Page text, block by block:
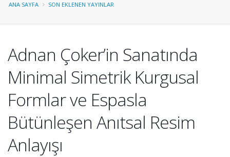
ANA SAYFA SON EKLENEN YAYINLAR
Adnan Çoker’in Sanatında
Minimal Simetrik Kurgusal
Formlar ve Espasla
Bütünleşen Anıtsal Resim
Anlayışı